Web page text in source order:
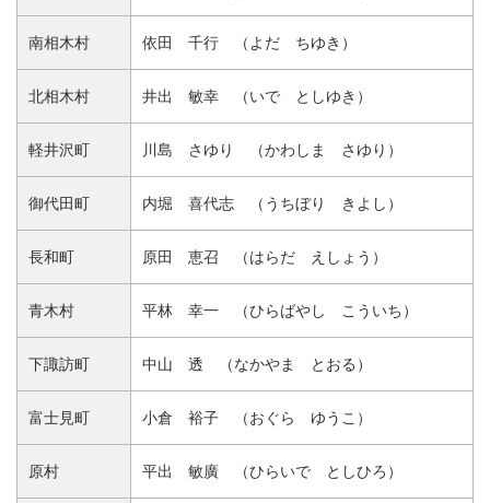
南相木村 依田 千行 （よだ ちゆき）
北相木村 井出 敏幸 （いで としゆき）
軽井沢町 川島 さゆり （かわしま さゆり）
御代田町 内堀 喜代志 （うちぼり きよし）
長和町 原田 恵召 （はらだ えしょう）
青木村 平林 幸一 （ひらばやし こういち）
下諏訪町 中山 透 （なかやま とおる）
富士見町 小倉 裕子 （おぐら ゆうこ）
原村 平出 敏廣 （ひらいで としひろ）